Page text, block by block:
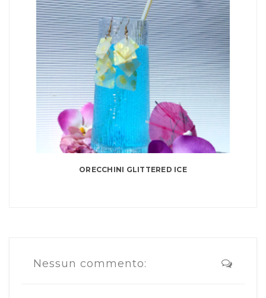
ORECCHINI GLITTERED ICE
Nessun commento: